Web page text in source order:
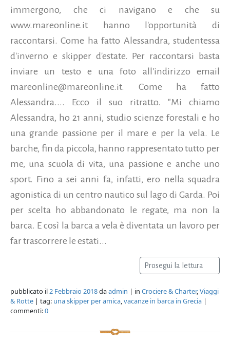
immergono, che ci navigano e che su
www.mareonline.it hanno l'opportunità di
raccontarsi. Come ha fatto Alessandra, studentessa
d'inverno e skipper d'estate. Per raccontarsi basta
inviare un testo e una foto all'indirizzo email
mareonline@mareonline.it. Come ha fatto
Alessandra.... Ecco il suo ritratto. "Mi chiamo
Alessandra, ho 21 anni, studio scienze forestali e ho
una grande passione per il mare e per la vela. Le
barche, fin da piccola, hanno rappresentato tutto per
me, una scuola di vita, una passione e anche uno
sport. Fino a sei anni fa, infatti, ero nella squadra
agonistica di un centro nautico sul lago di Garda. Poi
per scelta ho abbandonato le regate, ma non la
barca. E così la barca a vela è diventata un lavoro per
far trascorrere le estati...
Prosegui la lettura
pubblicato il2 Febbraio 2018daadmin | in Crociere & Charter,Viaggi
& Rotte | tag: una skipper per amica,vacanze in barca in Grecia |
commenti:0